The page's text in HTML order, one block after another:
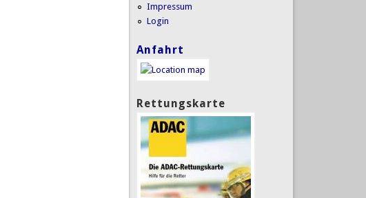
Impressum
Login
Anfahrt
Rettungskarte